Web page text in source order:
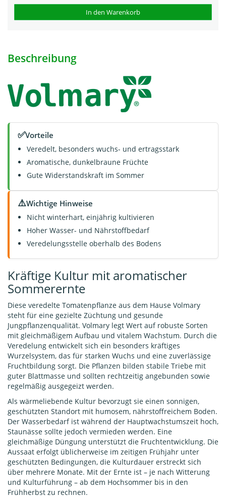
In den Warenkorb
Beschreibung
✅Vorteile
Veredelt, besonders wuchs- und ertragsstark
Aromatische, dunkelbraune Früchte
Gute Widerstandskraft im Sommer
⚠️Wichtige Hinweise
Nicht winterhart, einjährig kultivieren
Hoher Wasser- und Nährstoffbedarf
Veredelungsstelle oberhalb des Bodens
Kräftige Kultur mit aromatischer
Sommerernte
Diese veredelte Tomatenpflanze aus dem Hause Volmary
steht für eine gezielte Züchtung und gesunde
Jungpflanzenqualität. Volmary legt Wert auf robuste Sorten
mit gleichmäßigem Aufbau und vitalem Wachstum. Durch die
Veredelung entwickelt sich ein besonders kräftiges
Wurzelsystem, das für starken Wuchs und eine zuverlässige
Fruchtbildung sorgt. Die Pflanzen bilden stabile Triebe mit
guter Blattmasse und sollten rechtzeitig angebunden sowie
regelmäßig ausgegeizt werden.
Als wärmeliebende Kultur bevorzugt sie einen sonnigen,
geschützten Standort mit humosem, nährstoffreichem Boden.
Der Wasserbedarf ist während der Hauptwachstumszeit hoch,
Staunässe sollte jedoch vermieden werden. Eine
gleichmäßige Düngung unterstützt die Fruchtentwicklung. Die
Aussaat erfolgt üblicherweise im zeitigen Frühjahr unter
geschützten Bedingungen, die Kulturdauer erstreckt sich
über mehrere Monate. Mit der Ernte ist – je nach Witterung
und Kulturführung – ab dem Hochsommer bis in den
Frühherbst zu rechnen.